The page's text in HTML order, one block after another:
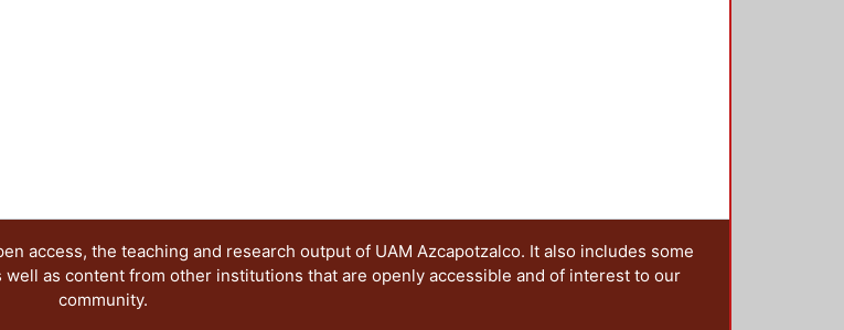
access, the teaching and research output of UAM Azcapotzalco. It also includes some
as content from other institutions that are openly accessible and of interest to our
community.